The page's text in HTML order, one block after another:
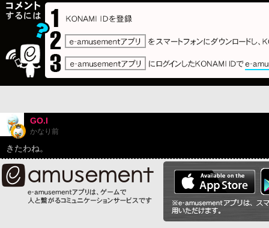
GO.I
かなり前
きたわね。